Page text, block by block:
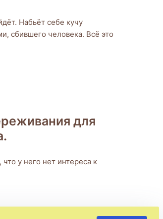
Набьёт себе кучу
сбившего человека. Всё это
для
у него нет интереса к